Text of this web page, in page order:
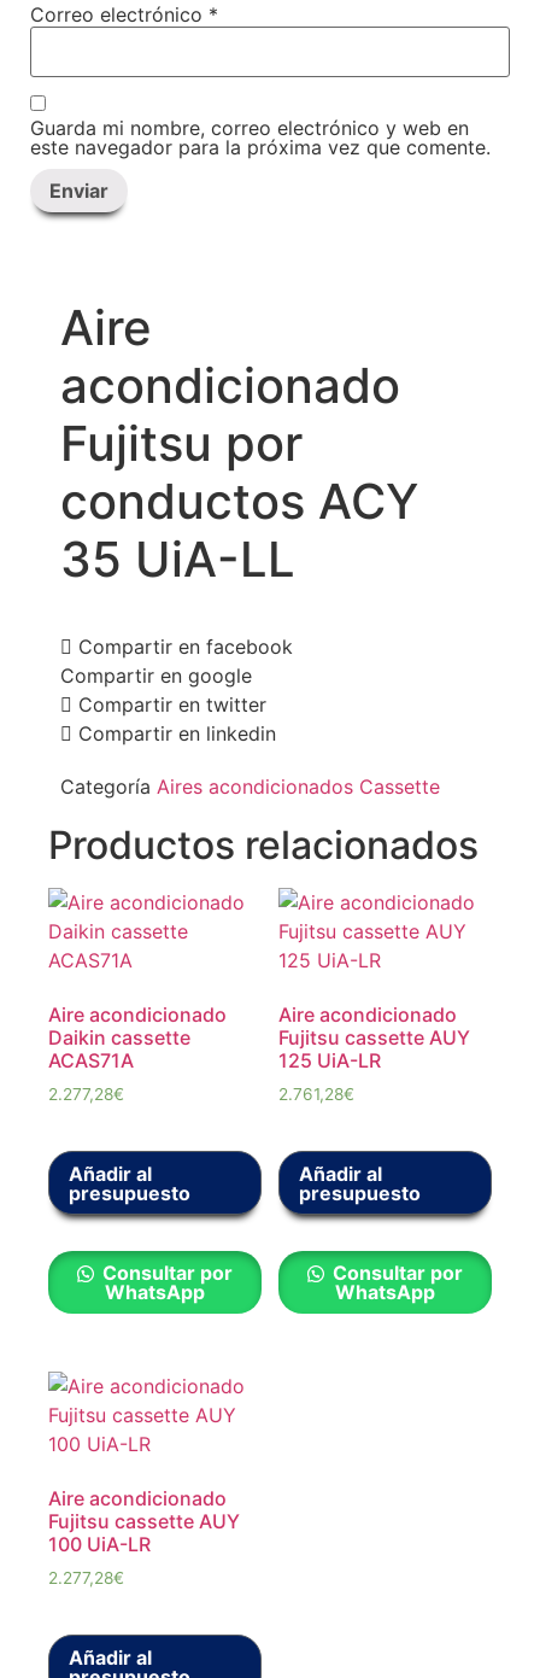
Correo electrónico *
Guarda mi nombre, correo electrónico y web en
este navegador para la próxima vez que comente.
Aire
acondicionado
Fujitsu por
conductos ACY
35 UiA-LL
Compartir en facebook
Compartir en google
Compartir en twitter
Compartir en linkedin
Categoría Aires acondicionados Cassette
Productos relacionados
Aire acondicionado
Daikin cassette
ACAS71A
2.277,28€
Añadir al
presupuesto
Consultar por
WhatsApp
Aire acondicionado
Fujitsu cassette AUY
125 UiA-LR
2.761,28€
Añadir al
presupuesto
Consultar por
WhatsApp
Aire acondicionado
Fujitsu cassette AUY
100 UiA-LR
2.277,28€
Añadir al